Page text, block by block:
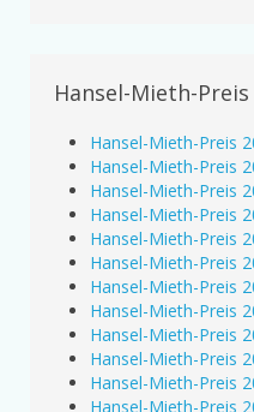
Hansel-Mieth-Preis
Hansel-Mieth-Preis
Hansel-Mieth-Preis
Hansel-Mieth-Preis
Hansel-Mieth-Preis
Hansel-Mieth-Preis
Hansel-Mieth-Preis
Hansel-Mieth-Preis
Hansel-Mieth-Preis
Hansel-Mieth-Preis
Hansel-Mieth-Preis
Hansel-Mieth-Preis
Hansel-Mieth-Preis